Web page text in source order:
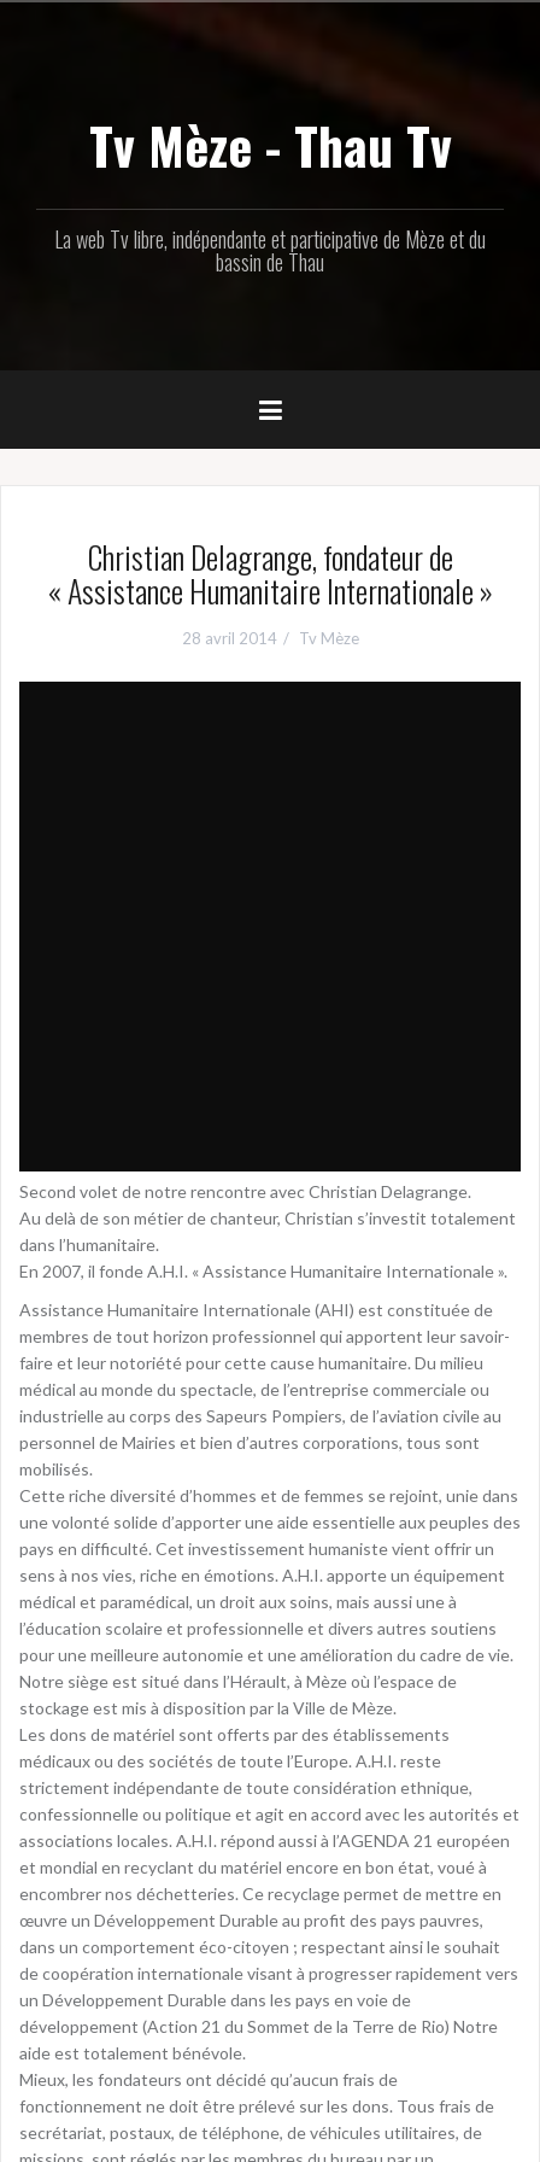
Tv Mèze - Thau Tv
La web Tv libre, indépendante et participative de Mèze et du
bassin de Thau
Christian Delagrange, fondateur de
« Assistance Humanitaire Internationale »
28 avril 2014 Tv Mèze
Second volet de notre rencontre avec Christian Delagrange.
Au delà de son métier de chanteur, Christian s’investit totalement
dans l’humanitaire.
En 2007, il fonde A.H.I. « Assistance Humanitaire Internationale ».
Assistance Humanitaire Internationale (AHI) est constituée de
membres de tout horizon professionnel qui apportent leur savoir-
faire et leur notoriété pour cette cause humanitaire. Du milieu
médical au monde du spectacle, de l’entreprise commerciale ou
industrielle au corps des Sapeurs Pompiers, de l’aviation civile au
personnel de Mairies et bien d’autres corporations, tous sont
mobilisés.
Cette riche diversité d’hommes et de femmes se rejoint, unie dans
une volonté solide d’apporter une aide essentielle aux peuples des
pays en difficulté. Cet investissement humaniste vient offrir un
sens à nos vies, riche en émotions. A.H.I. apporte un équipement
médical et paramédical, un droit aux soins, mais aussi une à
l’éducation scolaire et professionnelle et divers autres soutiens
pour une meilleure autonomie et une amélioration du cadre de vie.
Notre siège est situé dans l’Hérault, à Mèze où l’espace de
stockage est mis à disposition par la Ville de Mèze.
Les dons de matériel sont offerts par des établissements
médicaux ou des sociétés de toute l’Europe. A.H.I. reste
strictement indépendante de toute considération ethnique,
confessionnelle ou politique et agit en accord avec les autorités et
associations locales. A.H.I. répond aussi à l’AGENDA 21 européen
et mondial en recyclant du matériel encore en bon état, voué à
encombrer nos déchetteries. Ce recyclage permet de mettre en
œuvre un Développement Durable au profit des pays pauvres,
dans un comportement éco-citoyen ; respectant ainsi le souhait
de coopération internationale visant à progresser rapidement vers
un Développement Durable dans les pays en voie de
développement (Action 21 du Sommet de la Terre de Rio) Notre
aide est totalement bénévole.
Mieux, les fondateurs ont décidé qu’aucun frais de
fonctionnement ne doit être prélevé sur les dons. Tous frais de
secrétariat, postaux, de téléphone, de véhicules utilitaires, de